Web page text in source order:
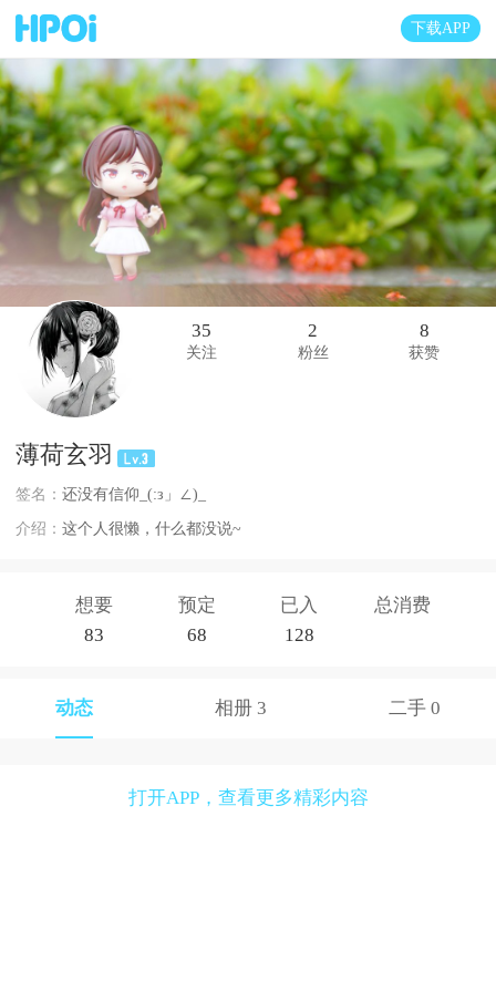
下载APP
35
关注
2
粉丝
8
获赞
薄荷玄羽
签名：还没有信仰_(:з」∠)_
介绍：这个人很懒，什么都没说~
想要
83
预定
68
已入
128
总消费
动态 相册 3 二手 0
打开APP，查看更多精彩内容